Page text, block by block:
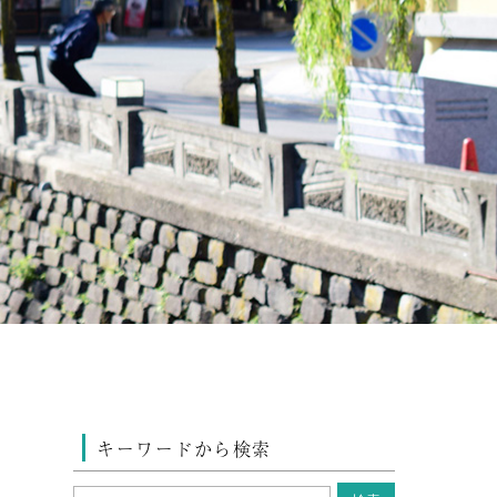
キーワードから検索